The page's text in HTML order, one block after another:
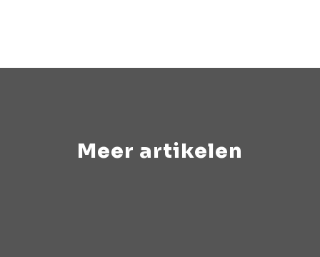
Meer artikelen